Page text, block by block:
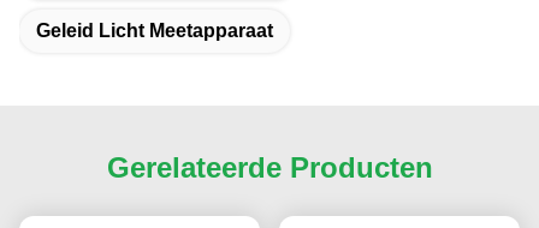
Geleid Licht Meetapparaat
Gerelateerde Producten